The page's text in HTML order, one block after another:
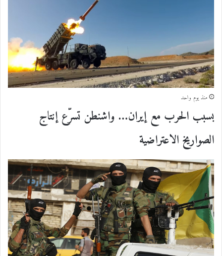
منذ يوم واحد
بسبب الحرب مع إيران… واشنطن تسرّع إنتاج
الصواريخ الاعتراضية